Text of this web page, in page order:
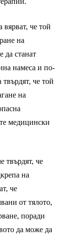
че той
на
да станат
намеса и по-
че той
на
медицински
твърдят, че
на
че
от тялото,
поради
да може да